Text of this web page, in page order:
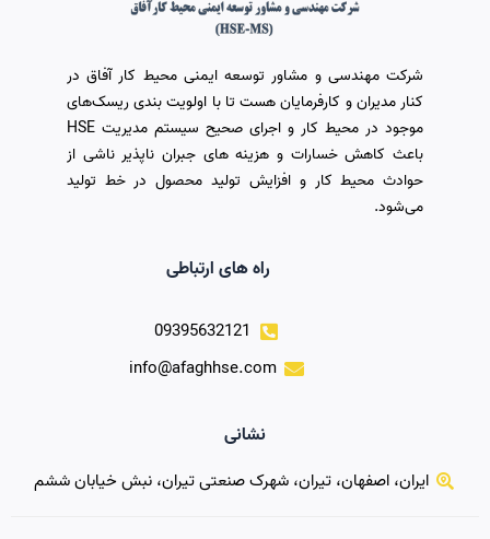
شرکت مهندسی و مشاور توسعه ایمنی محیط کار آفاق در
کنار مدیران و کارفرمایان هست تا با اولویت بندی ریسک‌های
موجود در محیط کار و اجرای صحیح سیستم مدیریت HSE
باعث کاهش خسارات و هزینه های جبران ناپذیر ناشی از
حوادث محیط کار و افزایش تولید محصول در خط تولید
می‌شود.
راه های ارتباطی
09395632121
info@afaghhse.com
نشانی
ایران، اصفهان، تیران، شهرک صنعتی تیران، نبش خیابان ششم